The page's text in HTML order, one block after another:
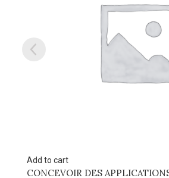
DES APPLICATIONS AVEC DES